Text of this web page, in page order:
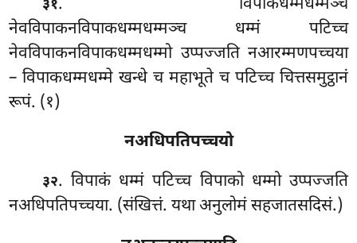
३१
नेवविपाकनविपाकधम्मधम्मञ्च धम्मं पटिच्च
नेवविपाकनविपाकधम्मधम्मो उप्पज्जति नआरम्मणपच्चया
– विपाकधम्मधम्मे खन्धे च महाभूते च पटिच्च चित्तसमुट्ठानं
रूपं. (१)
नअधिपतिपच्चयो
३२. विपाकं धम्मं पटिच्च विपाको धम्मो उप्पज्जति
नअधिपतिपच्चया. (संखित्तं. यथा अनुलोमं सहजातसदिसं.)